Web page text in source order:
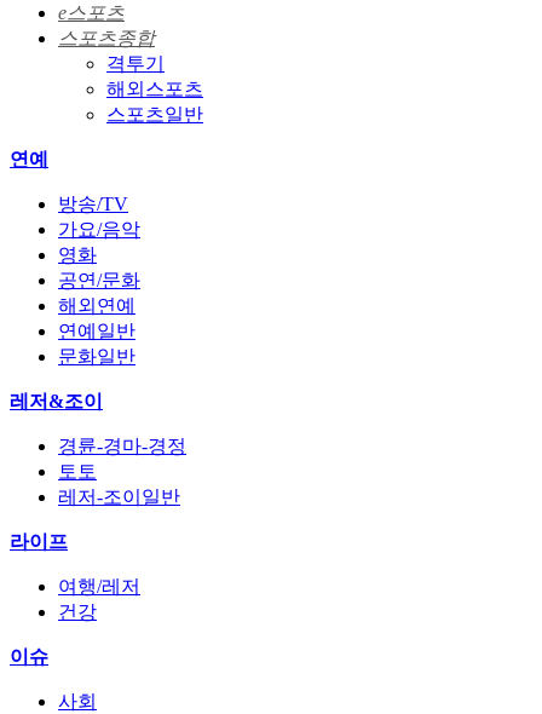
e스포츠
스포츠종합
격투기
해외스포츠
스포츠일반
연예
방송/TV
가요/음악
영화
공연/문화
해외연예
연예일반
문화일반
레저&조이
경륜-경마-경정
토토
레저-조이일반
라이프
여행/레저
건강
이슈
사회